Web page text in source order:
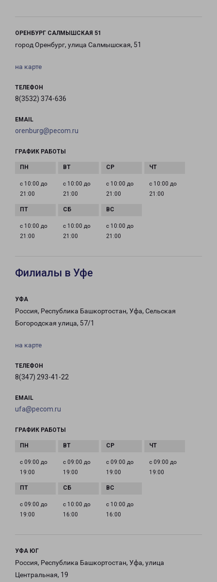
ОРЕНБУРГ САЛМЫШСКАЯ 51
город Оренбург, улица Салмышская, 51
на карте
ТЕЛЕФОН
8(3532) 374-636
EMAIL
orenburg@pecom.ru
ГРАФИК РАБОТЫ
с 10:00 до
21:00
с 10:00 до
21:00
с 10:00 до
21:00
с 10:00 до
21:00
с 10:00 до
21:00
с 10:00 до
21:00
с 10:00 до
21:00
Филиалы в Уфе
УФА
Россия, Республика Башкортостан, Уфа, Сельская
Богородская улица, 57/1
на карте
ТЕЛЕФОН
8(347) 293-41-22
EMAIL
ufa@pecom.ru
ГРАФИК РАБОТЫ
с 09:00 до
19:00
с 09:00 до
19:00
с 09:00 до
19:00
с 09:00 до
19:00
с 09:00 до
19:00
с 10:00 до
16:00
с 10:00 до
16:00
УФА ЮГ
Россия, Республика Башкортостан, Уфа, улица
Центральная, 19